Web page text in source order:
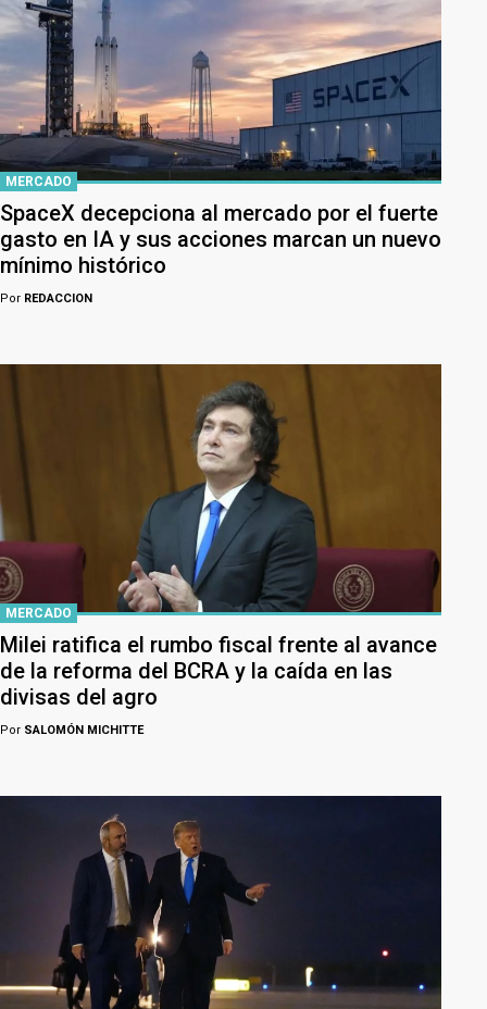
MERCADO
SpaceX decepciona al mercado por el fuerte
gasto en IA y sus acciones marcan un nuevo
mínimo histórico
Por REDACCION
MERCADO
Milei ratifica el rumbo fiscal frente al avance
de la reforma del BCRA y la caída en las
divisas del agro
Por SALOMÓN MICHITTE